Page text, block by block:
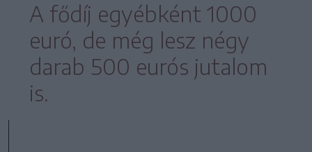
A fődíj egyébként 1000
euró, de még lesz négy
darab 500 eurós jutalom
is.